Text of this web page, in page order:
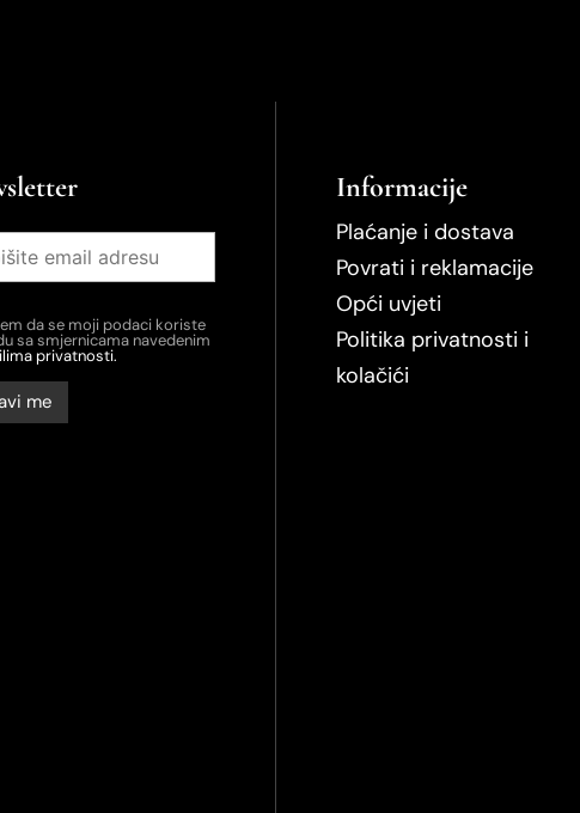
da se moji podaci koriste
sa smjernicama navedenim
privatnosti.
Informacije
Plaćanje i dostava
Povrati i reklamacije
Opći uvjeti
Politika privatnosti i
kolačići